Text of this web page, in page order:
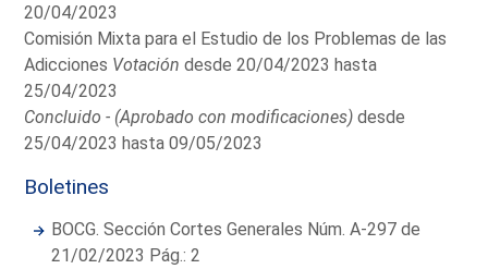
20/04/2023
Comisión Mixta para el Estudio de los Problemas de las
Adicciones Votación desde 20/04/2023 hasta
25/04/2023
Concluido - (Aprobado con modificaciones) desde
25/04/2023 hasta 09/05/2023
Boletines
BOCG. Sección Cortes Generales Núm. A-297 de
21/02/2023 Pág.: 2